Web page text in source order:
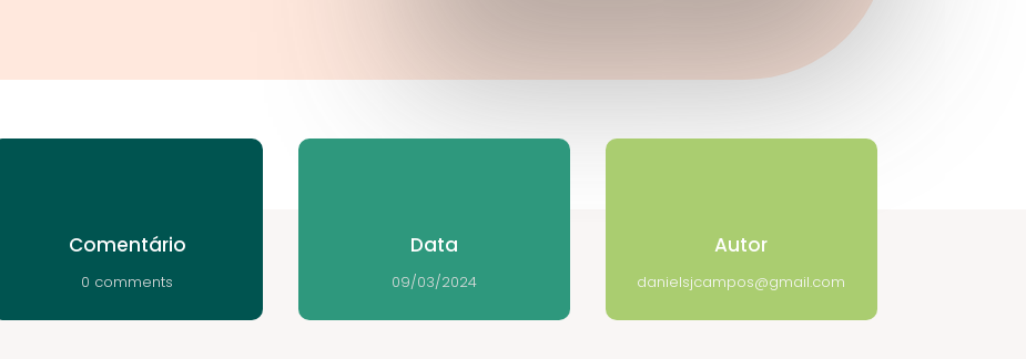
Comentário
0 comments
Data
09/03/2024
Autor
danielsjcampos@gmail.com